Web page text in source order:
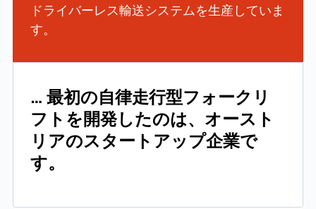
ドライバーレス輸送システムを生産していま
す。
… 最初の自律走行型フォークリ
フトを開発したのは、オースト
リアのスタートアップ企業で
す。